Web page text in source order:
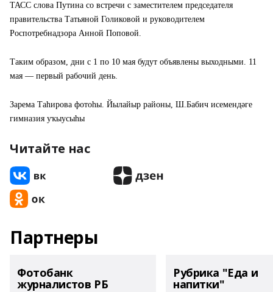
ТАСС слова Путина со встречи с заместителем председателя
правительства Татьяной Голиковой и руководителем
Роспотребнадзора Анной Поповой.
Таким образом, дни с 1 по 10 мая будут объявлены выходными. 11
мая — первый рабочий день.
Зарема Таһирова фотоһы. Йылайыр районы, Ш.Бабич исемендәге
гимназия уҡыусыһы
Читайте нас
Партнеры
Фотобанк
журналистов РБ
Рубрика "Еда и
напитки"